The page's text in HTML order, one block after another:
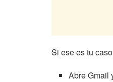
Si ese es tu
Abre Gmail